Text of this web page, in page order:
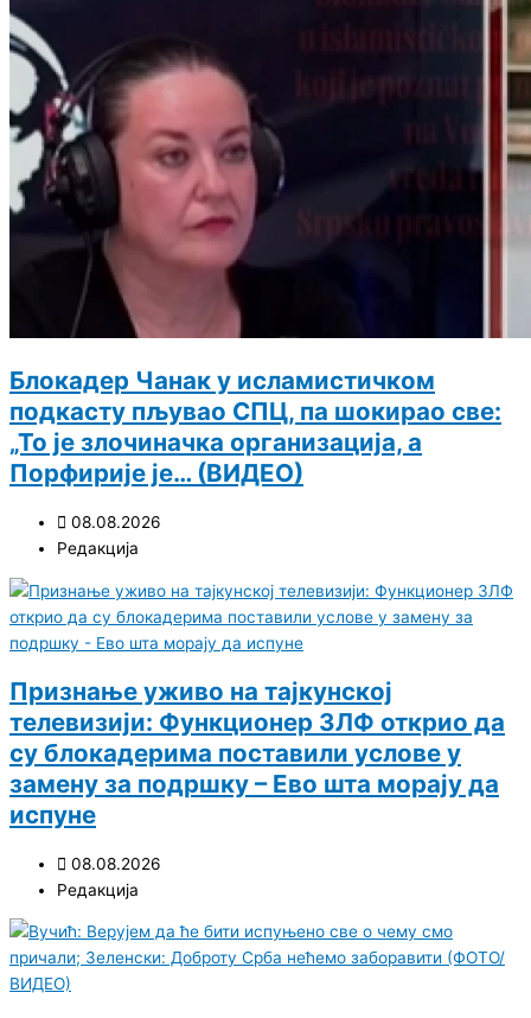
Блокадер Чанак у исламистичком
подкасту пљувао СПЦ, па шокирао све:
„То је злочиначка организација, а
Порфирије је… (ВИДЕО)
08.08.2026
Редакција
Признање уживо на тајкунској
телевизији: Функционер ЗЛФ открио да
су блокадерима поставили услове у
замену за подршку – Ево шта морају да
испуне
08.08.2026
Редакција